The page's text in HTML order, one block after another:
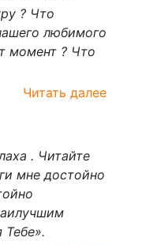
? Что
любимого
момент ? Что
Читать далее
. Читайте
мне достойно
Тебе».